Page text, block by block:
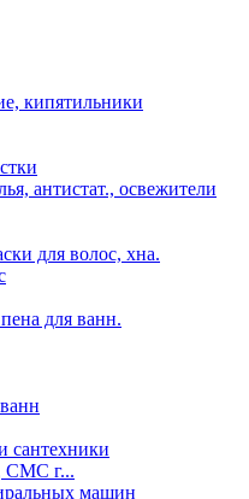
кипятильники
антистат., освежители
для волос, хна.
для ванн.
сантехники
СМС г...
машин